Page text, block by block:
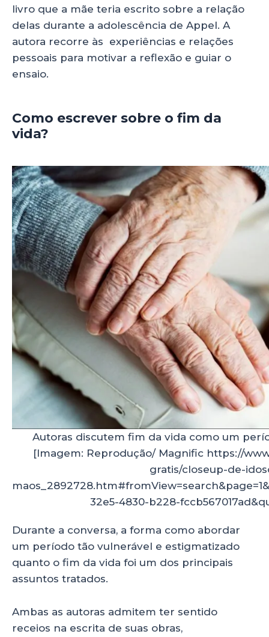
livro que a mãe teria escrito sobre a relação
delas durante a adolescência de Appel. A
autora recorre às experiências e relações
pessoais para motivar a reflexão e guiar o
ensaio.
Como escrever sobre o fim da
vida?
Autoras discutem fim da vida como um
[Imagem: Reprodução/ Magnific https://
gratis/closeup-de-
32e5-4830-b228-
Durante a conversa, a forma como abordar
um período tão vulnerável e estigmatizado
quanto o fim da vida foi um dos principais
assuntos tratados.
Ambas as autoras admitem ter sentido
receios na escrita de suas obras,